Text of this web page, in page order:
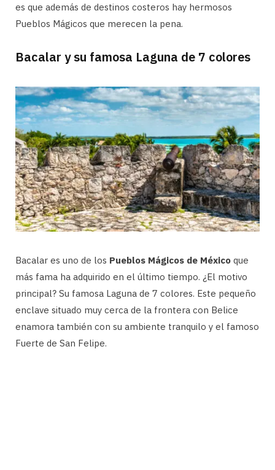
es que además de destinos costeros hay hermosos
Pueblos Mágicos que merecen la pena.
Bacalar y su famosa Laguna de 7 colores
Bacalar es uno de los Pueblos Mágicos de México que
más fama ha adquirido en el último tiempo. ¿El motivo
principal? Su famosa Laguna de 7 colores. Este pequeño
enclave situado muy cerca de la frontera con Belice
enamora también con su ambiente tranquilo y el famoso
Fuerte de San Felipe.